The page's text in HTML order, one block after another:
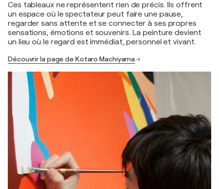
Ces tableaux ne représentent rien de précis. Ils offrent
un espace où le spectateur peut faire une pause,
regarder sans attente et se connecter à ses propres
sensations, émotions et souvenirs. La peinture devient
un lieu où le regard est immédiat, personnel et vivant.
Découvrir la page de Kotaro Machiyama